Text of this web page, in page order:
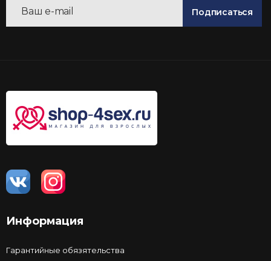
Подписаться
Информация
Гарантийные обязятельства